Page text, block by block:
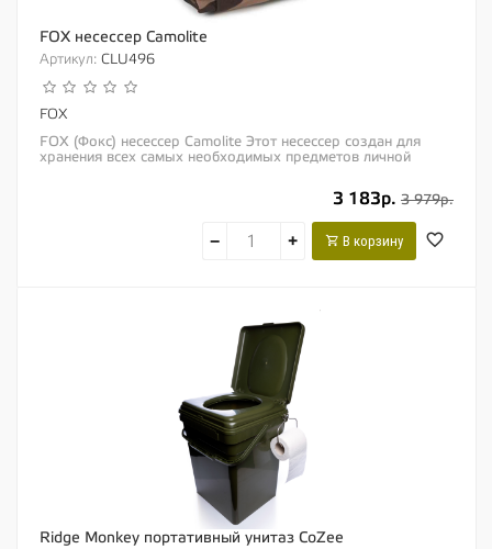
FOX несессер Camolite
Артикул: CLU496
FOX
FOX (Фокс) несессер Camolite Этот несессер создан для
хранения всех самых необходимых предметов личной
3 183р. 3 979р.
− + В корзину
Ridge Monkey портативный унитаз CoZee